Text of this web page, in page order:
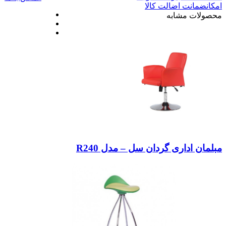
امکانضمانت اضالت کالا
محصولات مشابه
مبلمان اداری گردان سل – مدل R240